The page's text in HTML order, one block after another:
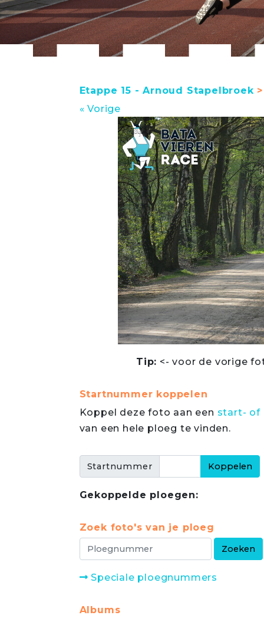
Etappe 15 - Arnoud Stapelbroek>
« Vorige
Tip: <- voor de vorige
Startnummer koppelen
Koppel deze foto aan een start- of
van een hele ploeg te vinden.
Startnummer
Gekoppelde ploegen:
Zoek foto's van je ploeg
Speciale ploegnummers
Albums